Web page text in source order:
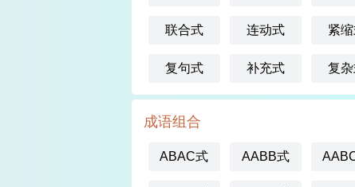
联合式 连动式 紧
复句式 补充式 复
成语组合
ABAC式 AABB式